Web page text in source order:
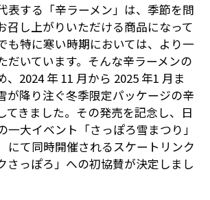
表する「辛ラーメン」は、季節を問
召し上がりいただける商品になって
も特に寒い時期においては、より一
だいています。そんな辛ラーメンの
、2024 年 11 月から 2025 年1 月ま
が降り注ぐ冬季限定パッケージの辛
てきました。その発売を記念し、日
一大イベント「さっぽろ雪まつり」
にて同時開催されるスケートリンク
さっぽろ」への初協賛が決定しまし